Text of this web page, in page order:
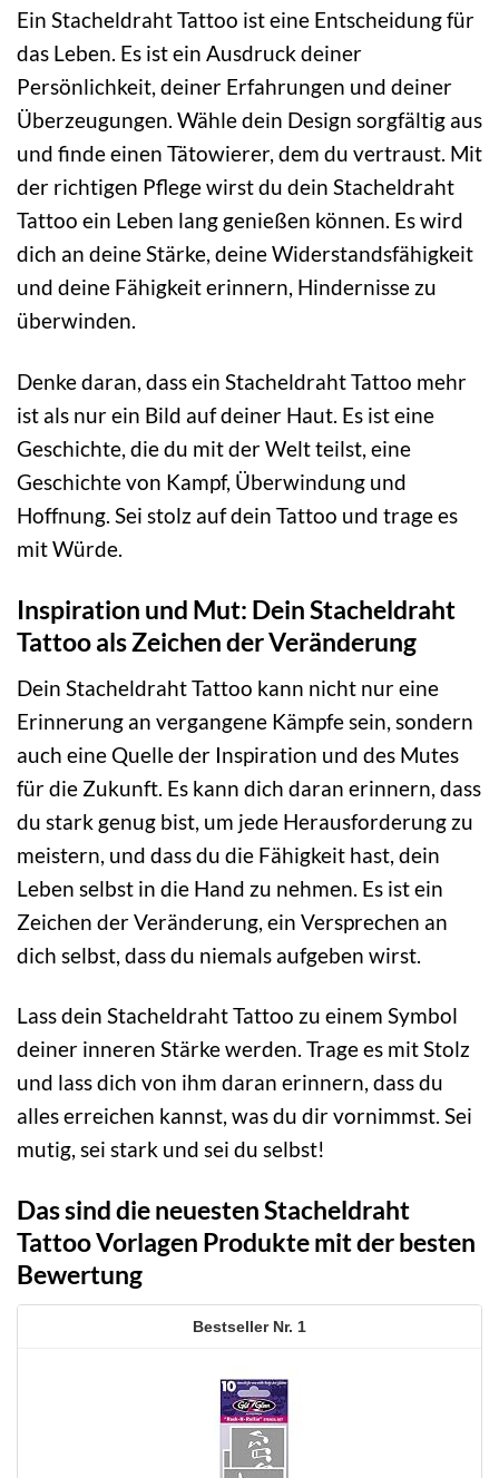
Ein Stacheldraht Tattoo ist eine Entscheidung für
das Leben. Es ist ein Ausdruck deiner
Persönlichkeit, deiner Erfahrungen und deiner
Überzeugungen. Wähle dein Design sorgfältig aus
und finde einen Tätowierer, dem du vertraust. Mit
der richtigen Pflege wirst du dein Stacheldraht
Tattoo ein Leben lang genießen können. Es wird
dich an deine Stärke, deine Widerstandsfähigkeit
und deine Fähigkeit erinnern, Hindernisse zu
überwinden.
Denke daran, dass ein Stacheldraht Tattoo mehr
ist als nur ein Bild auf deiner Haut. Es ist eine
Geschichte, die du mit der Welt teilst, eine
Geschichte von Kampf, Überwindung und
Hoffnung. Sei stolz auf dein Tattoo und trage es
mit Würde.
Inspiration und Mut: Dein Stacheldraht
Tattoo als Zeichen der Veränderung
Dein Stacheldraht Tattoo kann nicht nur eine
Erinnerung an vergangene Kämpfe sein, sondern
auch eine Quelle der Inspiration und des Mutes
für die Zukunft. Es kann dich daran erinnern, dass
du stark genug bist, um jede Herausforderung zu
meistern, und dass du die Fähigkeit hast, dein
Leben selbst in die Hand zu nehmen. Es ist ein
Zeichen der Veränderung, ein Versprechen an
dich selbst, dass du niemals aufgeben wirst.
Lass dein Stacheldraht Tattoo zu einem Symbol
deiner inneren Stärke werden. Trage es mit Stolz
und lass dich von ihm daran erinnern, dass du
alles erreichen kannst, was du dir vornimmst. Sei
mutig, sei stark und sei du selbst!
Das sind die neuesten Stacheldraht
Tattoo Vorlagen Produkte mit der besten
Bewertung
1